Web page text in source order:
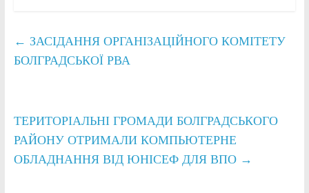
← ЗАСІДАННЯ ОРГАНІЗАЦІЙНОГО КОМІТЕТУ
БОЛГРАДСЬКОЇ РВА
ТЕРИТОРІАЛЬНІ ГРОМАДИ БОЛГРАДСЬКОГО
РАЙОНУ ОТРИМАЛИ КОМПЬЮТЕРНЕ
ОБЛАДНАННЯ ВІД ЮНІСЕФ ДЛЯ ВПО →